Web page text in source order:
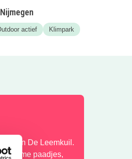
actief Klimpark
De Leemkuil.
paadjes,